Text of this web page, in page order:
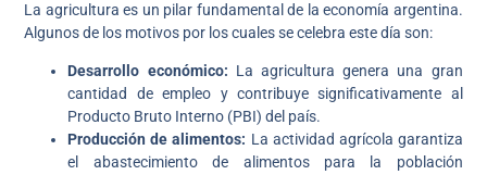
La agricultura es un pilar fundamental de la economía argentina.
Algunos de los motivos por los cuales se celebra este día son:
Desarrollo económico: La agricultura genera una gran
cantidad de empleo y contribuye significativamente al
Producto Bruto Interno (PBI) del país.
Producción de alimentos: La actividad agrícola garantiza
el abastecimiento de alimentos para la población